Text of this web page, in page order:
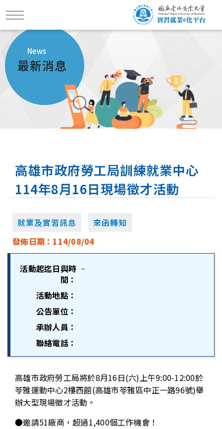
News
最新消息
高雄市政府勞工局訓練就業中心
114年8月16日現場徵才活動
就業及實習訊息
來函轉知
發佈日期： 114/08/04
活動起迄日與時
間：
~
活動地點：
公告單位：
承辦人員：
聯絡電話：
高雄市政府勞工局將於8月16日(六)上午9:00-12:00於
苓雅運動中心2樓西館(高雄市苓雅區中正一路96號)舉
辦大型現場徵才活動。
●邀請51廠商，超過1,400個工作機會！